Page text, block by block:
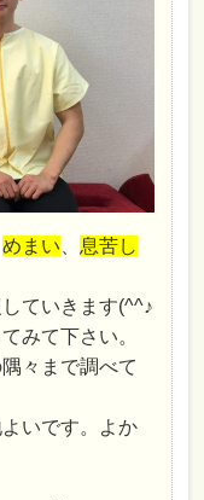
めまい
息苦し
ていきます(^^♪
みて下さい。
々まで調べて
いです。よか